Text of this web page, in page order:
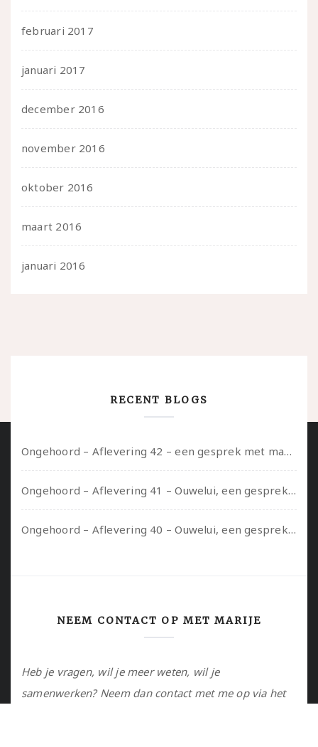
februari 2017
januari 2017
december 2016
november 2016
oktober 2016
maart 2016
januari 2016
RECENT BLOGS
Ongehoord – Aflevering 42 – een gesprek met marijn over seksueel opbloeien, het ouderschap uitvinden en verschillende leeftijden in je mee dragen
Ongehoord – Aflevering 41 – Ouwelui, een gesprek met Marcelle over polyamorie op latere leeftijd, (mantel)zorg voor je partners en seksueel plezier.
Ongehoord – Aflevering 40 – Ouwelui, een gesprek met Sadie Lune over vormende relaties en de geschiedenis van de queer pornobeweging
NEEM CONTACT OP MET MARIJE
Heb je vragen, wil je meer weten, wil je
samenwerken? Neem dan contact met me op via het